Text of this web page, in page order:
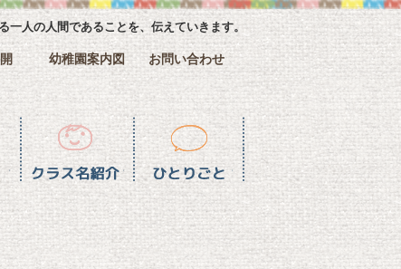
人の人間であることを、伝えていきます。
幼稚園案内図 お問い合わせ
ひとりごと一覧